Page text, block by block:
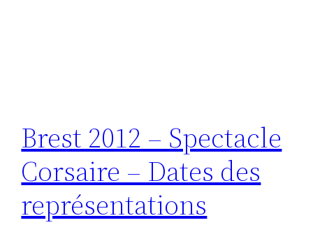
Brest 2012 – Spectacle
Corsaire – Dates des
représentations